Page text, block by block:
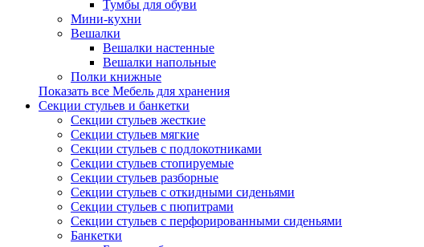
Тумбы для обуви
Мини-кухни
Вешалки
Вешалки настенные
Вешалки напольные
Полки книжные
Показать все Мебель для хранения
Секции стульев и банкетки
Секции стульев жесткие
Секции стульев мягкие
Секции стульев с подлокотниками
Секции стульев стопируемые
Секции стульев разборные
Секции стульев с откидными сиденьями
Секции стульев с пюпитрами
Секции стульев с перфорированными сиденьями
Банкетки